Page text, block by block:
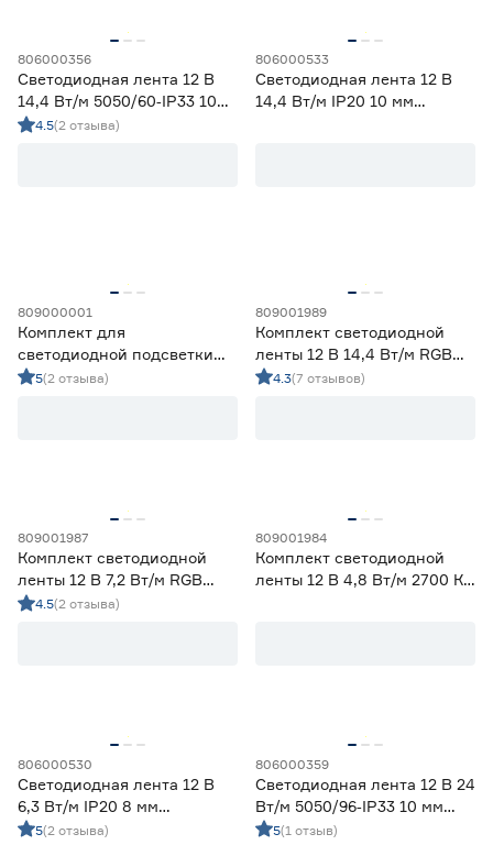
Тип светодиода
SMD2835
Apeyron
Geniled
IEK
1
Navigator
Ещё 2
Страна производства
2 года
3 года
806000356
Светодиодная лента 12 В
14,4 Вт/м 5050/60‑IP33 10
мм мультиколор 5 м Geniled
4.5(2 отзыва)
806000533
Светодиодная лента 12 В
14,4 Вт/м IP20 10 мм
809000001
Комплект для
светодиодной подсветки
4,8 Вт LED 1,2 м c датчиком
5(2 отзыва)
809001989
Комплект светодиодной
ленты 12 В 14,4 Вт/м RGB
IP20 5050 с пультом ДУ 5 м
4.3(7 отзывов)
809001987
Комплект светодиодной
ленты 12 В 7,2 Вт/м RGB
IP65 5050 Wi‑fi Алиса 5 м
4.5(2 отзыва)
809001984
Комплект светодиодной
ленты 12 В 4,8 Вт/м 2700 К
806000530
Светодиодная лента 12 В
6,3 Вт/м IP20 8 мм
холодный свет 5 м
5(2 отзыва)
806000359
Светодиодная лента 12 В 24
Вт/м 5050/96‑IP33 10 мм
мультиколор 5 м Geniled
5(1 отзыв)